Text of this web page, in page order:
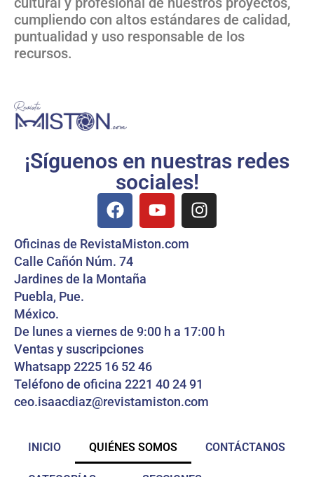
cumpliendo con altos estándares de calidad,
puntualidad y uso responsable de los
recursos.
¡Síguenos en nuestras redes
sociales!
Oficinas de RevistaMiston.com
Calle Cañón Núm. 74
Jardines de la Montaña
Puebla, Pue.
México.
De lunes a viernes de 9:00 h a 17:00 h
Ventas y suscripciones
Whatsapp 2225 16 52 46
Teléfono de oficina 2221 40 24 91
ceo.isaacdiaz@revistamiston.com
INICIO QUIÉNES SOMOS CONTÁCTANOS